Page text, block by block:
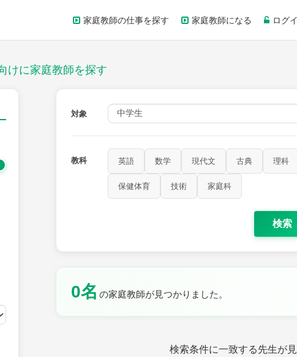
家庭教師の仕事を探す 家庭教師になる ログ
けに家庭教師を探す
対象
教科 英語 数学 現代文 古典 理科
保健体育 技術 家庭科
検索
0名 の家庭教師が見つかりました。
検索条件に一致する先生が
家庭科